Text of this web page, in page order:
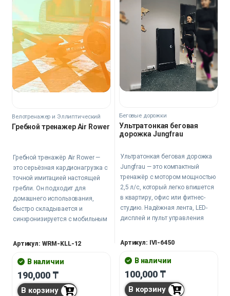
Велотренажер и Эллиптический
тренажер
Гребной тренажер Air Rower
Гребной тренажёр Air Rower —
это серьёзная кардионагрузка с
точной имитацией настоящей
гребли. Он подходит для
домашнего использования,
быстро складывается и
синхронизируется с мобильным
дисплей показывает все
уровней сопротивления
позволяют варьировать
интенсивность тренировки.
Артикул: WRM-KLL-12
В наличии
190,000 ₸
В корзину
Беговые дорожки
Ультратонкая беговая
дорожка Jungfrau
Ультратонкая беговая дорожка
Jungfrau — это компактный
тренажёр с мотором мощностью
2,5 л/с, который легко впишется
в квартиру, офис или фитнес-
студию. Надёжная лента, LED-
дисплей и пульт управления
тренировку, не прерывая ритм.
минимальная высота корпуса
делают её идеальной для
активных будней без лишнего
шума.
Артикул: IVI-6450
В наличии
100,000 ₸
В корзину